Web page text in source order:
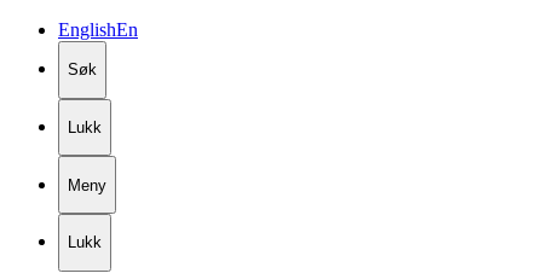
EnglishEn
Søk
Lukk
Meny
Lukk